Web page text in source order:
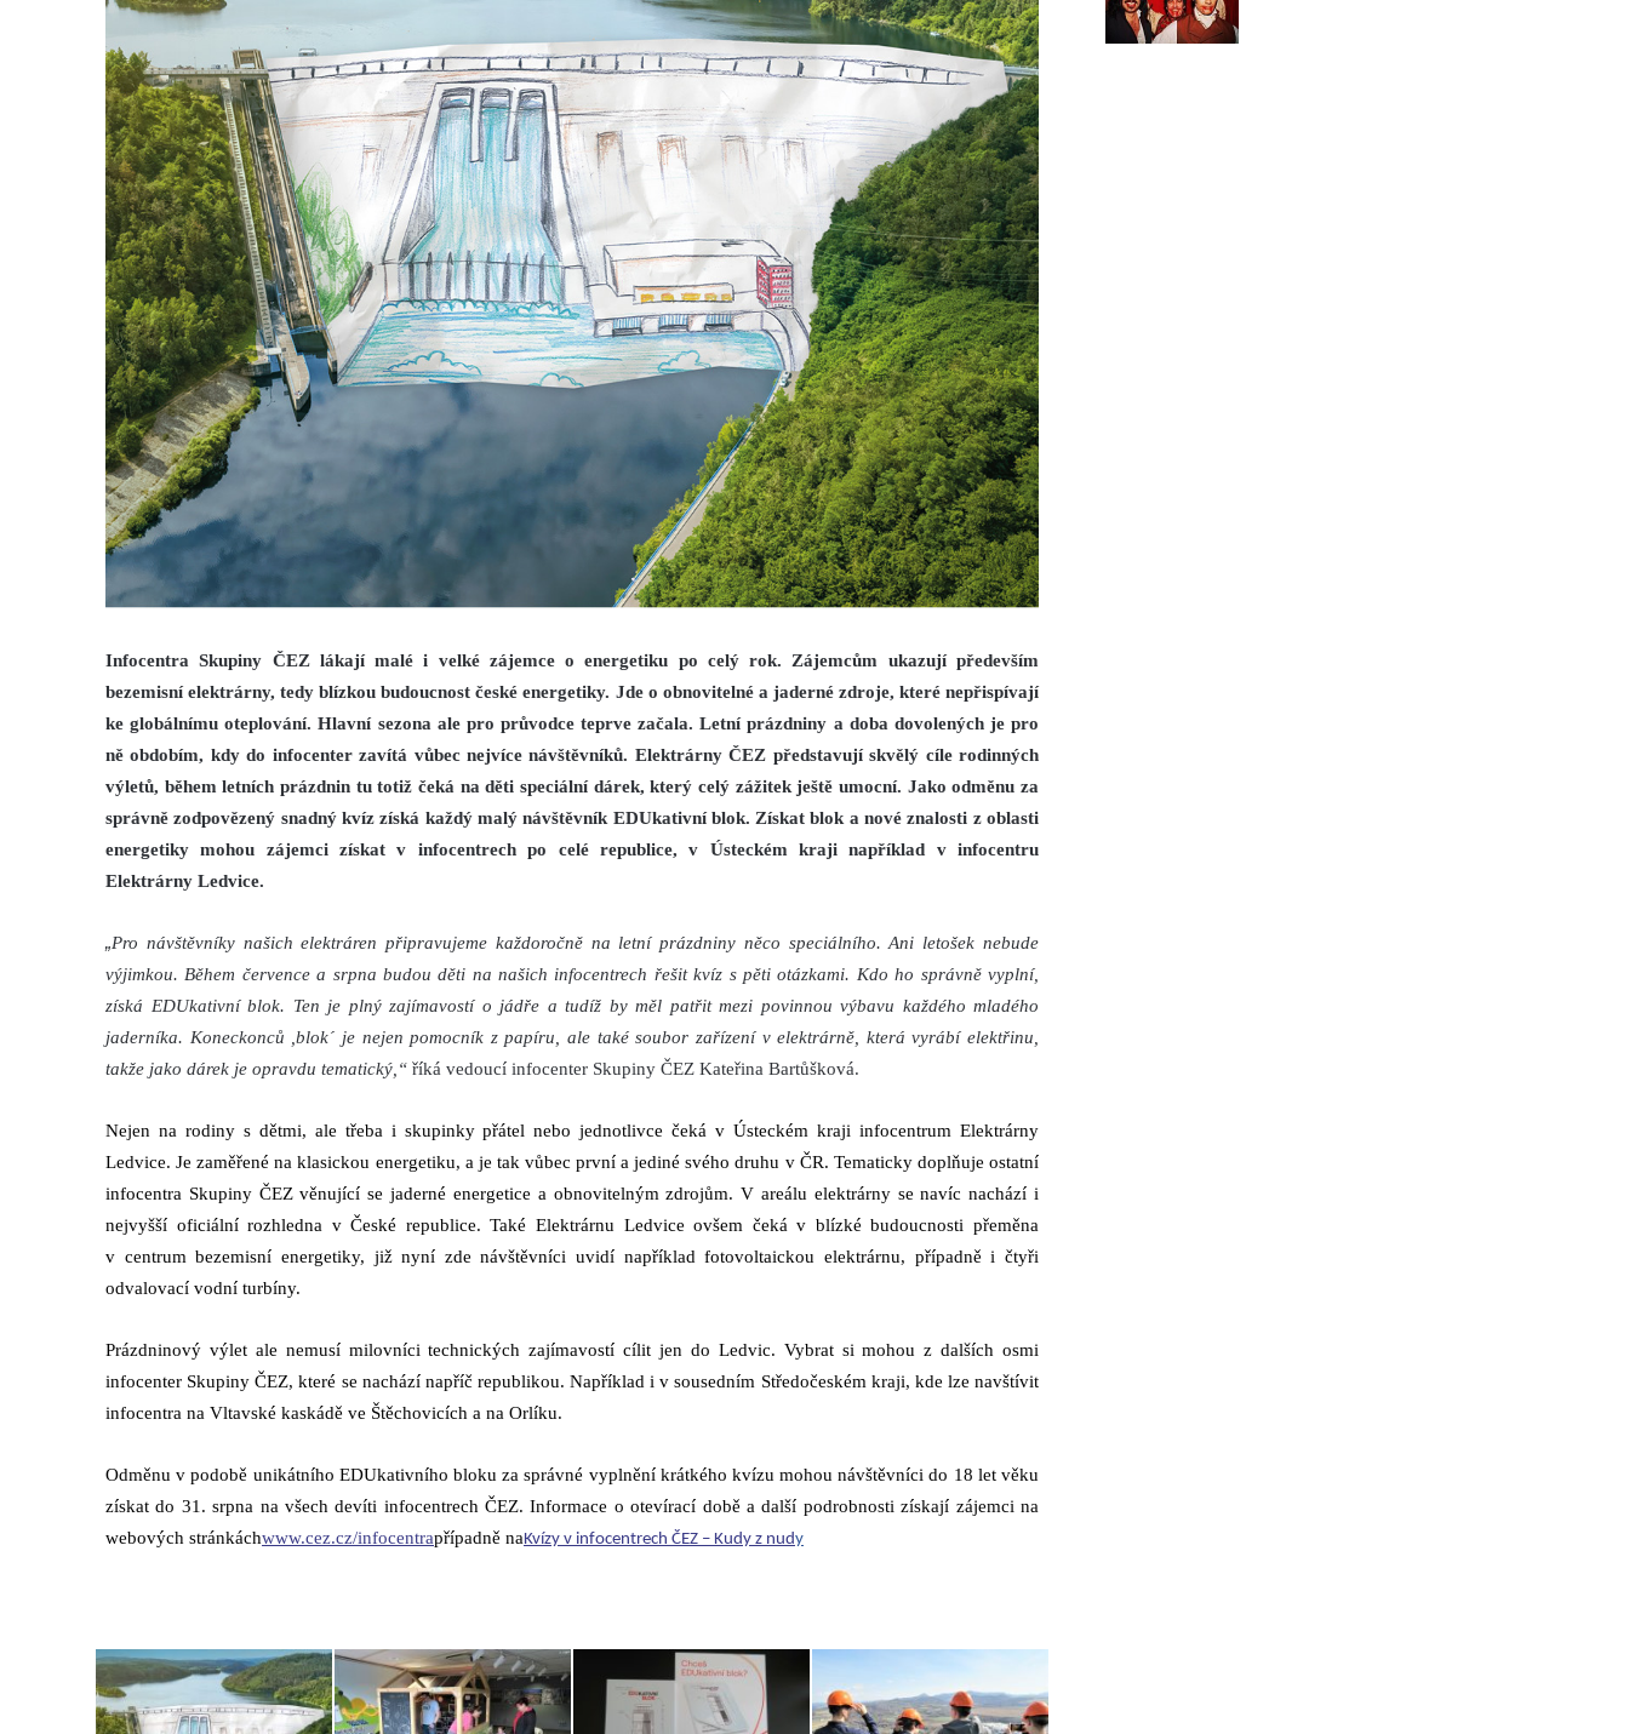
Infocentra Skupiny ČEZ lákají malé i velké zájemce o energetiku po celý rok. Zájemcům ukazují především
bezemisní elektrárny, tedy blízkou budoucnost české energetiky. Jde o obnovitelné a jaderné zdroje, které nepřispívají
ke globálnímu oteplování. Hlavní sezona ale pro průvodce teprve začala. Letní prázdniny a doba dovolených je pro
ně obdobím, kdy do infocenter zavítá vůbec nejvíce návštěvníků. Elektrárny ČEZ představují skvělý cíle rodinných
výletů, během letních prázdnin tu totiž čeká na děti speciální dárek, který celý zážitek ještě umocní. Jako odměnu za
správně zodpovězený snadný kvíz získá každý malý návštěvník EDUkativní blok. Získat blok a nové znalosti z oblasti
energetiky mohou zájemci získat v infocentrech po celé republice, v Ústeckém kraji například v infocentru
Elektrárny Ledvice.
„Pro návštěvníky našich elektráren připravujeme každoročně na letní prázdniny něco speciálního. Ani letošek nebude
výjimkou. Během července a srpna budou děti na našich infocentrech řešit kvíz s pěti otázkami. Kdo ho správně vyplní,
získá EDUkativní blok. Ten je plný zajímavostí o jádře a tudíž by měl patřit mezi povinnou výbavu každého mladého
jaderníka. Koneckonců ,blok´ je nejen pomocník z papíru, ale také soubor zařízení v elektrárně, která vyrábí elektřinu,
takže jako dárek je opravdu tematický,“ říká vedoucí infocenter Skupiny ČEZ Kateřina Bartůšková.
Nejen na rodiny s dětmi, ale třeba i skupinky přátel nebo jednotlivce čeká v Ústeckém kraji infocentrum Elektrárny
Ledvice. Je zaměřené na klasickou energetiku, a je tak vůbec první a jediné svého druhu v ČR. Tematicky doplňuje ostatní
infocentra Skupiny ČEZ věnující se jaderné energetice a obnovitelným zdrojům. V areálu elektrárny se navíc nachází i
nejvyšší oficiální rozhledna v České republice. Také Elektrárnu Ledvice ovšem čeká v blízké budoucnosti přeměna
v centrum bezemisní energetiky, již nyní zde návštěvníci uvidí například fotovoltaickou elektrárnu, případně i čtyři
odvalovací vodní turbíny.
Prázdninový výlet ale nemusí milovníci technických zajímavostí cílit jen do Ledvic. Vybrat si mohou z dalších osmi
infocenter Skupiny ČEZ, které se nachází napříč republikou. Například i v sousedním Středočeském kraji, kde lze navštívit
infocentra na Vltavské kaskádě ve Štěchovicích a na Orlíku.
Odměnu v podobě unikátního EDUkativního bloku za správné vyplnění krátkého kvízu mohou návštěvníci do 18 let věku
získat do 31. srpna na všech devíti infocentrech ČEZ. Informace o otevírací době a další podrobnosti získají zájemci na
webových stránkáchwww.cez.cz/infocentrapřípadně na Kvízy v infocentrech ČEZ – Kudy z nudy